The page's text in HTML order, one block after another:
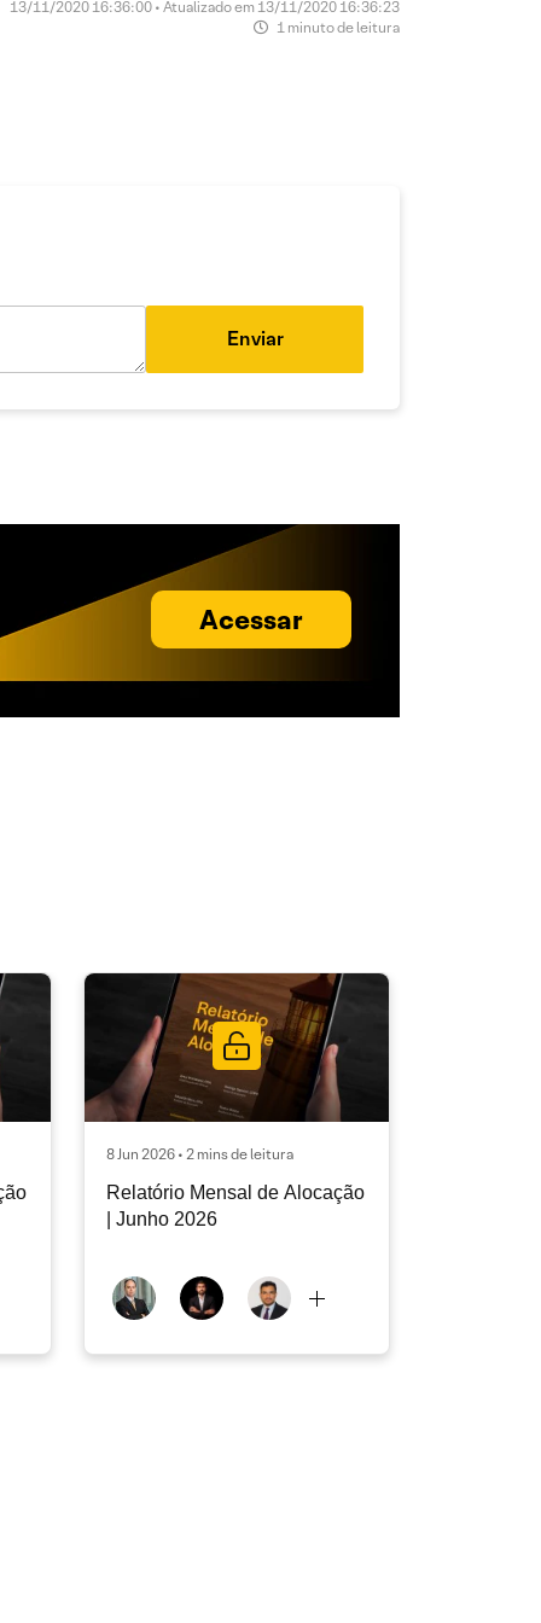
13/11/2020 16:36:00 • Atualizado em 13/11/2020 16:36:23
1 minuto de leitura
Enviar
Acessar
8 Jun 2026 • 2 mins de leitura
Relatório Mensal de Alocação
| Junho 2026